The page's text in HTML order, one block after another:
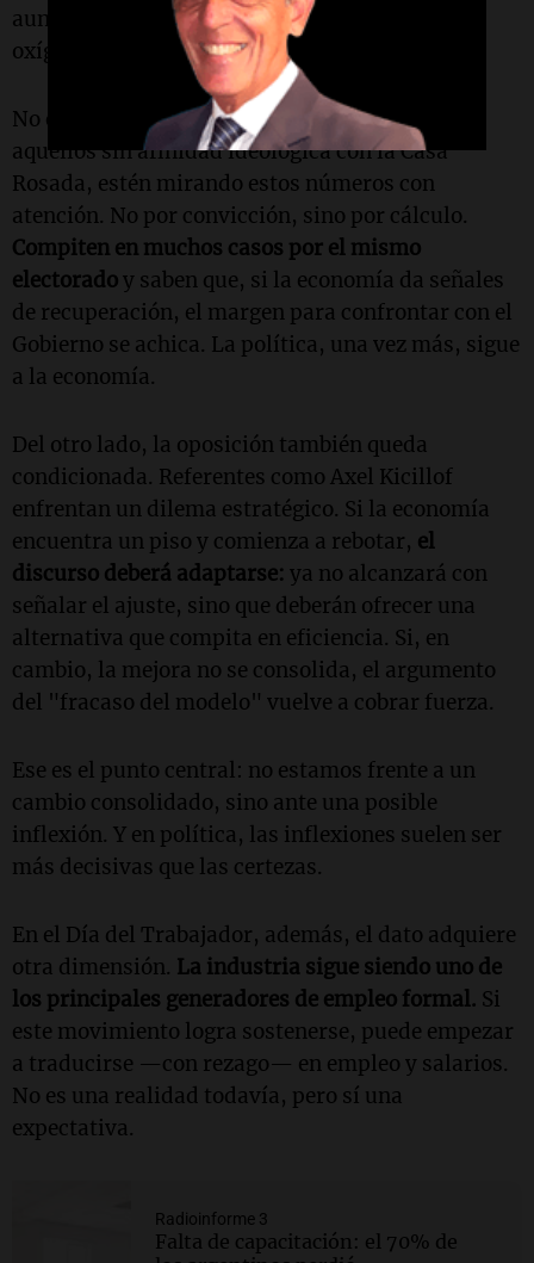
aunque sea incipiente— puede convertirse en
oxígeno.
No es casual que varios gobernadores, incluso
aquellos sin afinidad ideológica con la Casa
Rosada, estén mirando estos números con
atención. No por convicción, sino por cálculo.
Compiten en muchos casos por el mismo
electoradoy saben que, si la economía da señales
de recuperación, el margen para confrontar con el
Gobierno se achica. La política, una vez más, sigue
a la economía.
Del otro lado, la oposición también queda
condicionada. Referentes como Axel Kicillof
enfrentan un dilema estratégico. Si la economía
encuentra un piso y comienza a rebotar, el
discurso deberá adaptarse: ya no alcanzará con
señalar el ajuste, sino que deberán ofrecer una
alternativa que compita en eficiencia. Si, en
cambio, la mejora no se consolida, el argumento
del "fracaso del modelo" vuelve a cobrar fuerza.
Ese es el punto central: no estamos frente a un
cambio consolidado, sino ante una posible
inflexión. Y en política, las inflexiones suelen ser
más decisivas que las certezas.
En el Día del Trabajador, además, el dato adquiere
otra dimensión. La industria sigue siendo uno de
los principales generadores de empleo formal. Si
este movimiento logra sostenerse, puede empezar
a traducirse —con rezago— en empleo y salarios.
No es una realidad todavía, pero sí una
expectativa.
Radioinforme 3
Falta de capacitación: el 70% de